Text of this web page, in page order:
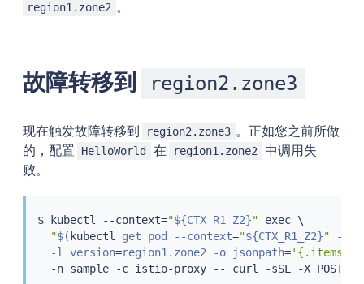
region1.zone2 。
故障转移到 region2.zone3
现在触发故障转移到 region2.zone3 。正如您之前所做
的，配置
HelloWorld 在 region1.zone2
中调用失
败。
$ kubectl --context="${CTX_R1_Z2}" exec \
"$( kubectl get pod --context="${CTX_R1_Z2}" -n
  -l version
=region1.zone2 -o jsonpath=
  -n sample -c istio-proxy --
curl